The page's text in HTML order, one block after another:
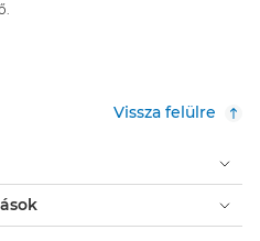
Vissza felülre